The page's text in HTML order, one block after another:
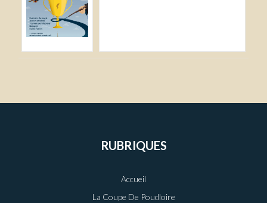
RUBRIQUES
Accueil
La Coupe De Poudloire